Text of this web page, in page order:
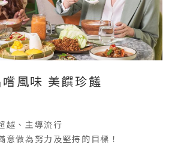
風味 美饌珍饈
越、主導流行
意做為努力及堅持的目標！